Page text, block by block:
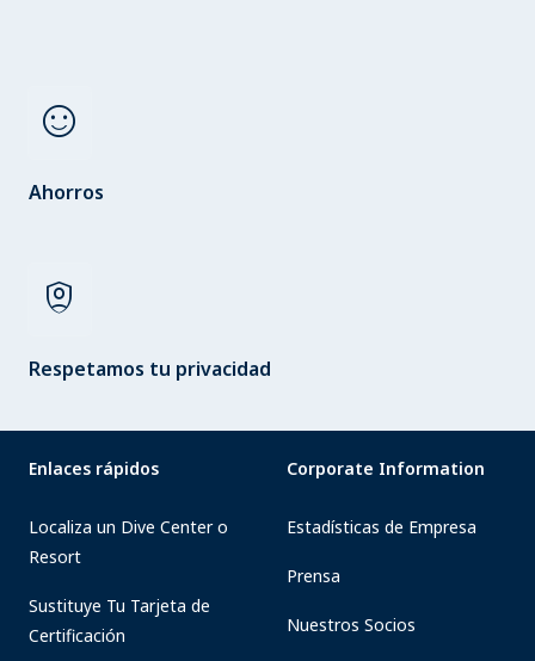
sentiment_satisfied
Ahorros
shield_person
Respetamos tu privacidad
Enlaces rápidos
Localiza un Dive Center o
Resort
Sustituye Tu Tarjeta de
Certificación
Corporate Information
Estadísticas de Empresa
Prensa
Nuestros Socios